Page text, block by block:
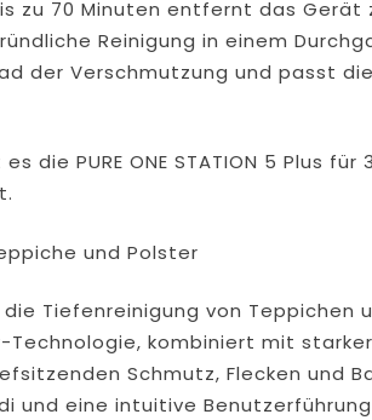
zu 70 Minuten entfernt das Gerät
Reinigung in einem
der Verschmutzung und passt
PURE ONE STATION 5 Plus für
und Polster
die Tiefenreinigung von Teppichen
kombiniert mit
Schmutz, Flecken und
und eine intuitive